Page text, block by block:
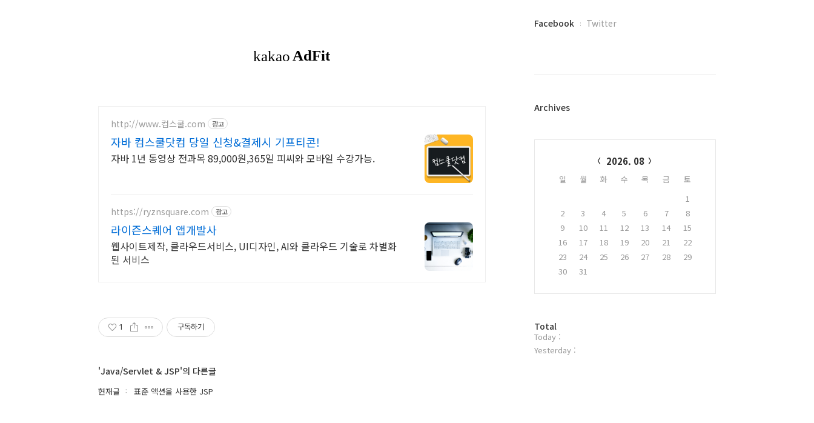
http://www.컴스쿨.com 광고
자바 컴스쿨닷컴 당일 신청&결제시 기프티콘!
자바 1년 동영상 전과목 89,000원,365일 피씨와 모바일 수강가능.
https://ryznsquare.com 광고
라이즌스퀘어 앱개발사
웹사이트제작, 클라우드서비스, UI디자인, AI와 클라우드 기술로 차별화
된 서비스
1 구독하기
'Java/Servlet & JSP'의 다른글
현재글 표준 액션을 사용한 JSP
페
플
Facebook Twitter
Archives
2026. 08
일 월 화 수 목 금
토
1
2
3 4 5 6 7
8
9
10 11 12 13 14
15
16
17 18 19 20 21
22
23
24 25 26 27 28
29
30
31
방
문
자
Total
Today :
Yesterday :